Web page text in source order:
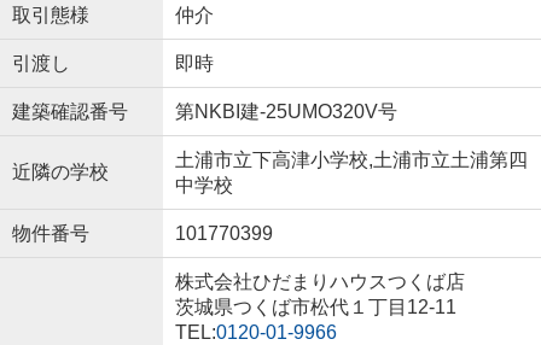
取引態様 仲介
引渡し 即時
建築確認番号 第NKBI建-25UMO320V号
近隣の学校
土浦市立下高津小学校,土浦市立土浦第四
中学校
物件番号 101770399
株式会社ひだまりハウスつくば店
茨城県つくば市松代１丁目12-11
TEL:0120-01-9966